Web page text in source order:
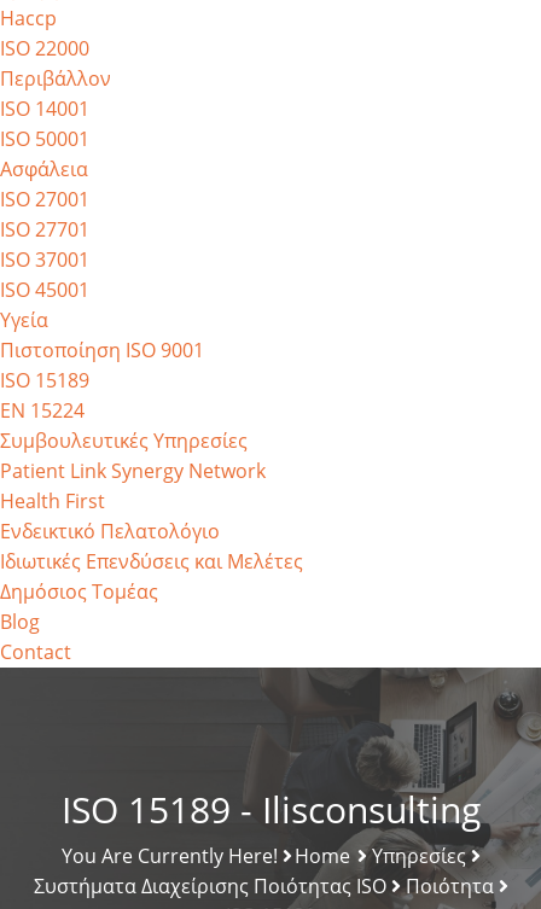
Haccp
ISO 22000
Περιβάλλον
ISO 14001
ISO 50001
Ασφάλεια
ISO 27001
ISO 27701
ISO 37001
ISO 45001
Υγεία
Πιστοποίηση ISO 9001
ISO 15189
EN 15224
Συμβουλευτικές Υπηρεσίες
Patient Link Synergy Network
Health First
Ενδεικτικό Πελατολόγιο
Ιδιωτικές Επενδύσεις και Μελέτες
Δημόσιος Τομέας
Blog
Contact
ISO 15189 - Ilisconsulting
You Are Currently Here! Home
Υπηρεσίες
Συστήματα Διαχείρισης Ποιότητας ISO
Ποιότητα